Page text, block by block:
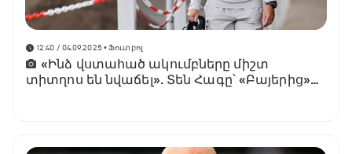
12:40 / 04.09.2025• Ֆուտբոլ
«Ինձ վստահած ակումբները միշտ
տիտղոս են նվաճել». Տեն Հագը՝ «Բայերից»